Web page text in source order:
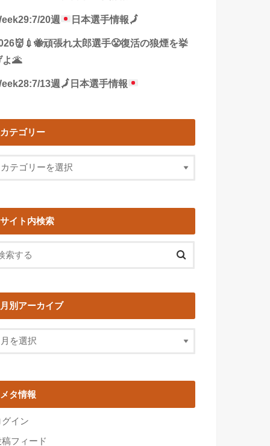
20週 日本選手情報🗾
頑張れ太郎選手😤復活の狼煙を挙
よ🌋
13週 🗾 日本選手情報
カテゴリー
サイト内検索
月別アーカイブ
メタ情報
グイン
稿フィード